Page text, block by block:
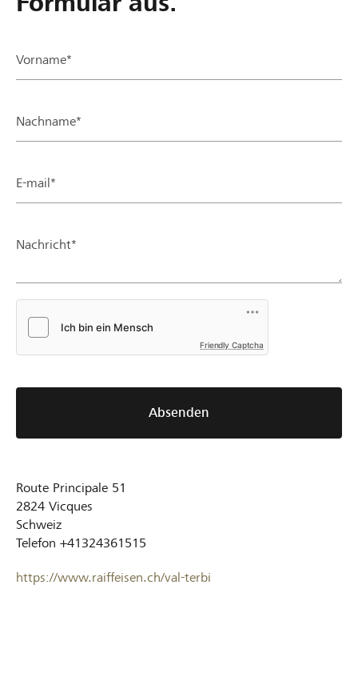
Vorname*
Nachname*
E-mail*
Nachricht*
Friendly Captcha
Absenden
Route Principale 51
2824 Vicques
Schweiz
Telefon +41324361515
https://www.raiffeisen.ch/val-terbi